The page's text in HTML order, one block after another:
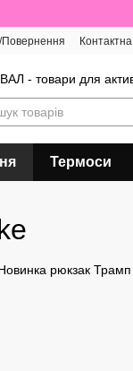
Повернення
- товари для
Термоси